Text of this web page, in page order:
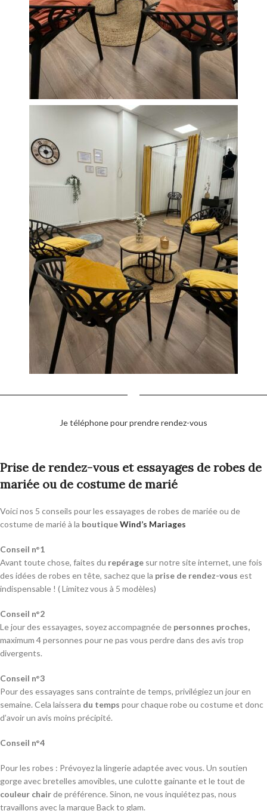
Je téléphone pour prendre rendez-vous
Prise de rendez-vous et essayages de robes de
mariée ou de costume de marié
Voici nos 5 conseils pour les essayages de robes de mariée ou de
costume de marié à la boutiqueWind’s Mariages
Conseil n°1
Avant toute chose, faites du repérage sur notre site internet, une fois
des idées de robes en tête, sachez que la prise de rendez-vous est
indispensable ! ( Limitez vous à 5 modèles)
Conseil n°2
Le jour des essayages, soyez accompagnée de personnes proches,
maximum 4 personnes pour ne pas vous perdre dans des avis trop
divergents.
Conseil n°3
Pour des essayages sans contrainte de temps, privilégiez un jour en
semaine. Cela laissera du temps pour chaque robe ou costume et donc
d’avoir un avis moins précipité.
Conseil n°4
Pour les robes : Prévoyez la lingerie adaptée avec vous. Un soutien
gorge avec bretelles amovibles, une culotte gainante et le tout de
couleur chairde préférence. Sinon, ne vous inquiétez pas, nous
travaillons avec la marque Back to glam.